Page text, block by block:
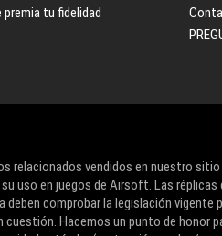
premia tu fidelidad
relacionados vendidos en nuestro sitio
uso en juegos de Airsoft. Las
comprobar la legislación vigente
Hacemos un punto de honor